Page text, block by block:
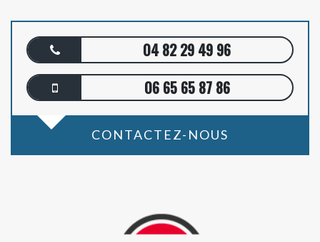
04 82 29 49 96
06 65 65 87 86
CONTACTEZ-NOUS